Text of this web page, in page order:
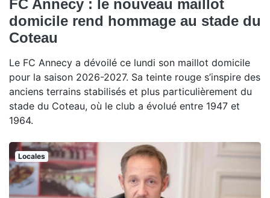
FC Annecy : le nouveau maillot
domicile rend hommage au stade du
Coteau
Le FC Annecy a dévoilé ce lundi son maillot domicile
pour la saison 2026-2027. Sa teinte rouge s’inspire des
anciens terrains stabilisés et plus particulièrement du
stade du Coteau, où le club a évolué entre 1947 et
1964.
Locales